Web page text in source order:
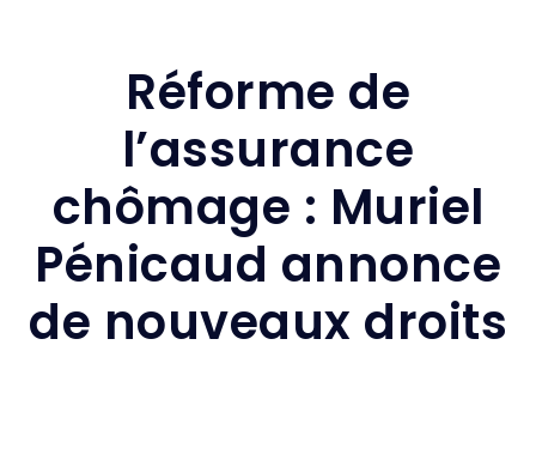
Réforme de
l’assurance
chômage : Muriel
Pénicaud annonce
de nouveaux droits